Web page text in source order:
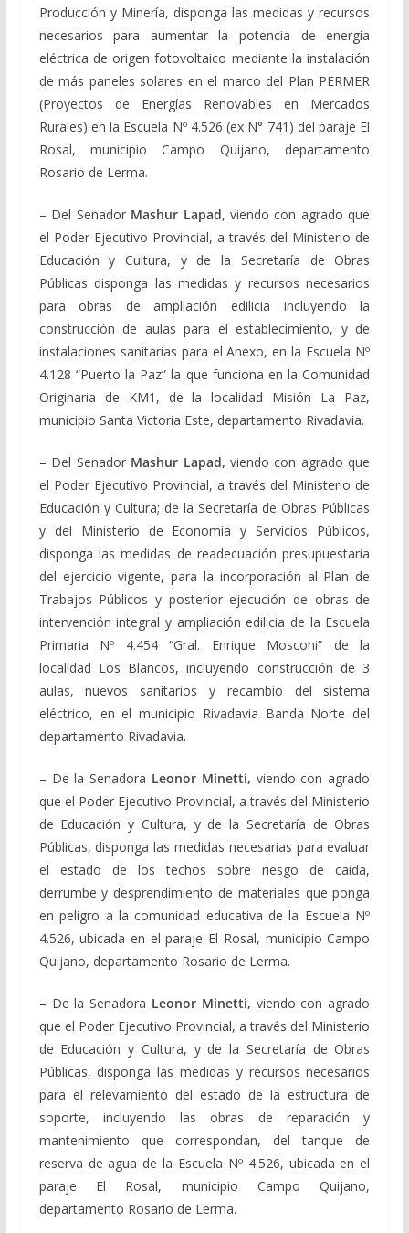
Producción y Minería, disponga las medidas y recursos
necesarios para aumentar la potencia de energía
eléctrica de origen fotovoltaico mediante la instalación
de más paneles solares en el marco del Plan PERMER
(Proyectos de Energías Renovables en Mercados
Rurales) en la Escuela Nº 4.526 (ex N° 741) del paraje El
Rosal, municipio Campo Quijano, departamento
Rosario de Lerma.
– Del Senador Mashur Lapad, viendo con agrado que
el Poder Ejecutivo Provincial, a través del Ministerio de
Educación y Cultura, y de la Secretaría de Obras
Públicas disponga las medidas y recursos necesarios
para obras de ampliación edilicia incluyendo la
construcción de aulas para el establecimiento, y de
instalaciones sanitarias para el Anexo, en la Escuela Nº
4.128 “Puerto la Paz” la que funciona en la Comunidad
Originaria de KM1, de la localidad Misión La Paz,
municipio Santa Victoria Este, departamento Rivadavia.
– Del Senador Mashur Lapad, viendo con agrado que
el Poder Ejecutivo Provincial, a través del Ministerio de
Educación y Cultura; de la Secretaría de Obras Públicas
y del Ministerio de Economía y Servicios Públicos,
disponga las medidas de readecuación presupuestaria
del ejercicio vigente, para la incorporación al Plan de
Trabajos Públicos y posterior ejecución de obras de
intervención integral y ampliación edilicia de la Escuela
Primaria Nº 4.454 “Gral. Enrique Mosconi” de la
localidad Los Blancos, incluyendo construcción de 3
aulas, nuevos sanitarios y recambio del sistema
eléctrico, en el municipio Rivadavia Banda Norte del
departamento Rivadavia.
– De la Senadora Leonor Minetti, viendo con agrado
que el Poder Ejecutivo Provincial, a través del Ministerio
de Educación y Cultura, y de la Secretaría de Obras
Públicas, disponga las medidas necesarias para evaluar
el estado de los techos sobre riesgo de caída,
derrumbe y desprendimiento de materiales que ponga
en peligro a la comunidad educativa de la Escuela Nº
4.526, ubicada en el paraje El Rosal, municipio Campo
Quijano, departamento Rosario de Lerma.
– De la Senadora Leonor Minetti, viendo con agrado
que el Poder Ejecutivo Provincial, a través del Ministerio
de Educación y Cultura, y de la Secretaría de Obras
Públicas, disponga las medidas y recursos necesarios
para el relevamiento del estado de la estructura de
soporte, incluyendo las obras de reparación y
mantenimiento que correspondan, del tanque de
reserva de agua de la Escuela Nº 4.526, ubicada en el
paraje El Rosal, municipio Campo Quijano,
departamento Rosario de Lerma.